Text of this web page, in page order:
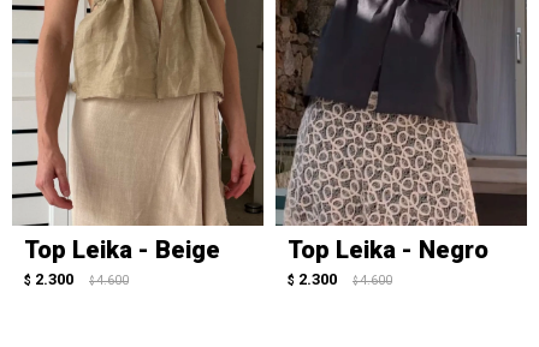
Top Leika - Beige
$ 2.300 $ 4.600
Top Leika - Negro
$ 2.300 $ 4.600